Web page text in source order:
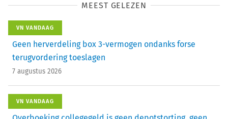
MEEST GELEZEN
VN VANDAAG
Geen herverdeling box 3-vermogen ondanks forse
terugvordering toeslagen
7 augustus 2026
VN VANDAAG